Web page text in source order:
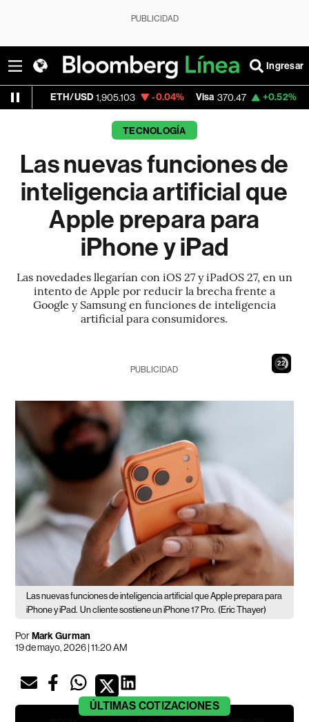
PUBLICIDAD
Ingresar
1,905.103 -0.04% Visa 370.47 +0.52%
TECNOLOGÍA
Las nuevas funciones de
inteligencia artificial que
Apple prepara para
iPhone y iPad
Las novedades llegarían con iOS 27 y iPadOS 27, en un
intento de Apple por reducir la brecha frente a
Google y Samsung en funciones de inteligencia
artificial para consumidores.
21
PUBLICIDAD
Las nuevas funciones de inteligencia artificial que Apple prepara para
iPhone y iPad. Un cliente sostiene un iPhone 17 Pro. (Eric Thayer)
PorMark Gurman
19 de mayo, 2026 | 11:20 AM
ÚLTIMAS COTIZACIONES